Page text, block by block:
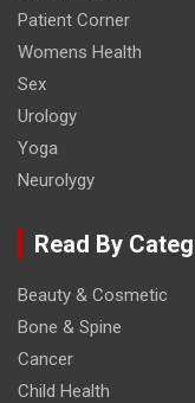
Patient Corner
Womens Health
Sex
Urology
Yoga
Neurolygy
Read By
Beauty & Cosmetic
Bone & Spine
Cancer
Child Health